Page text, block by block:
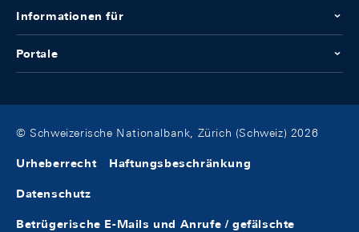
Informationen für
Portale
© Schweizerische Nationalbank, Zürich (Schweiz) 2026
Urheberrecht Haftungsbeschränkung
Datenschutz
Betrügerische E-Mails und Anrufe / gefälschte